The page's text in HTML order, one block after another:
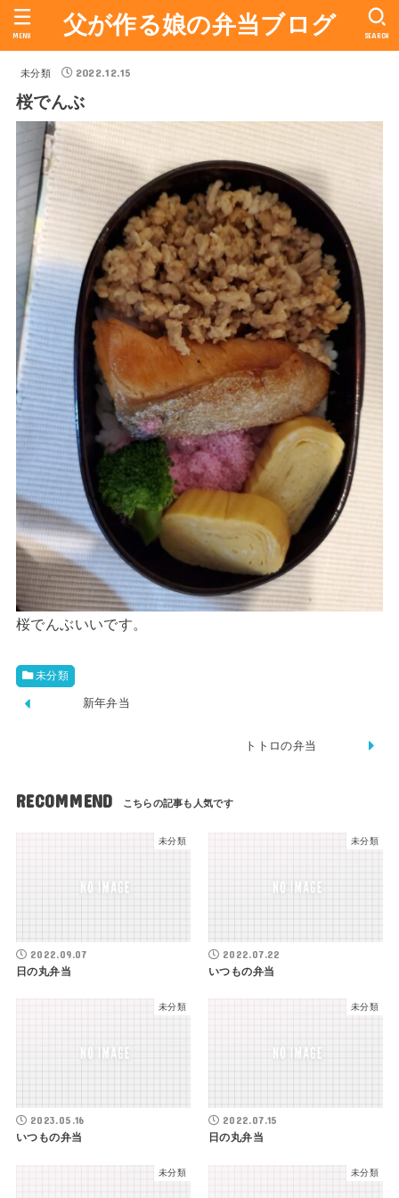
父が作る娘の弁当ブログ SEARCH
MENU
未分類 2022.12.15
桜でんぶ
桜でんぶいいです。
未分類
新年弁当
トトロの弁当
RECOMMEND
未分類
2022.09.07
日の丸弁当
未分類
2022.07.22
いつもの弁当
未分類
2023.05.16
いつもの弁当
未分類
2022.07.15
日の丸弁当
未分類 未分類